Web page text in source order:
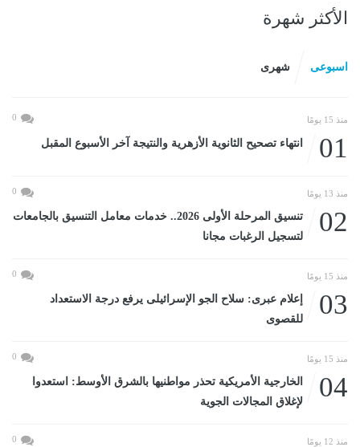
الأكثر شهرة
اسبوعى شهرى
منذ 15 يومًا 0
01 انتهاء تصحيح الثانوية الأزهرية والنتيجة آخر الأسبوع المقبل
منذ 13 يومًا 0
02
تنسيق المرحلة الأولى 2026.. خدمات معامل التنسيق بالجامعات
لتسجيل الرغبات مجانا
منذ 15 يومًا 0
03
إعلام عبرى: سلاح الجو الإسرائيلى يرفع درجة الاستعداد
للقصوى
منذ 15 يومًا 0
04
الخارجية الأمريكية تحذر مواطنيها بالشرق الأوسط: استعدوا
لإغلاق المجالات الجوية
منذ 12 يومًا 0